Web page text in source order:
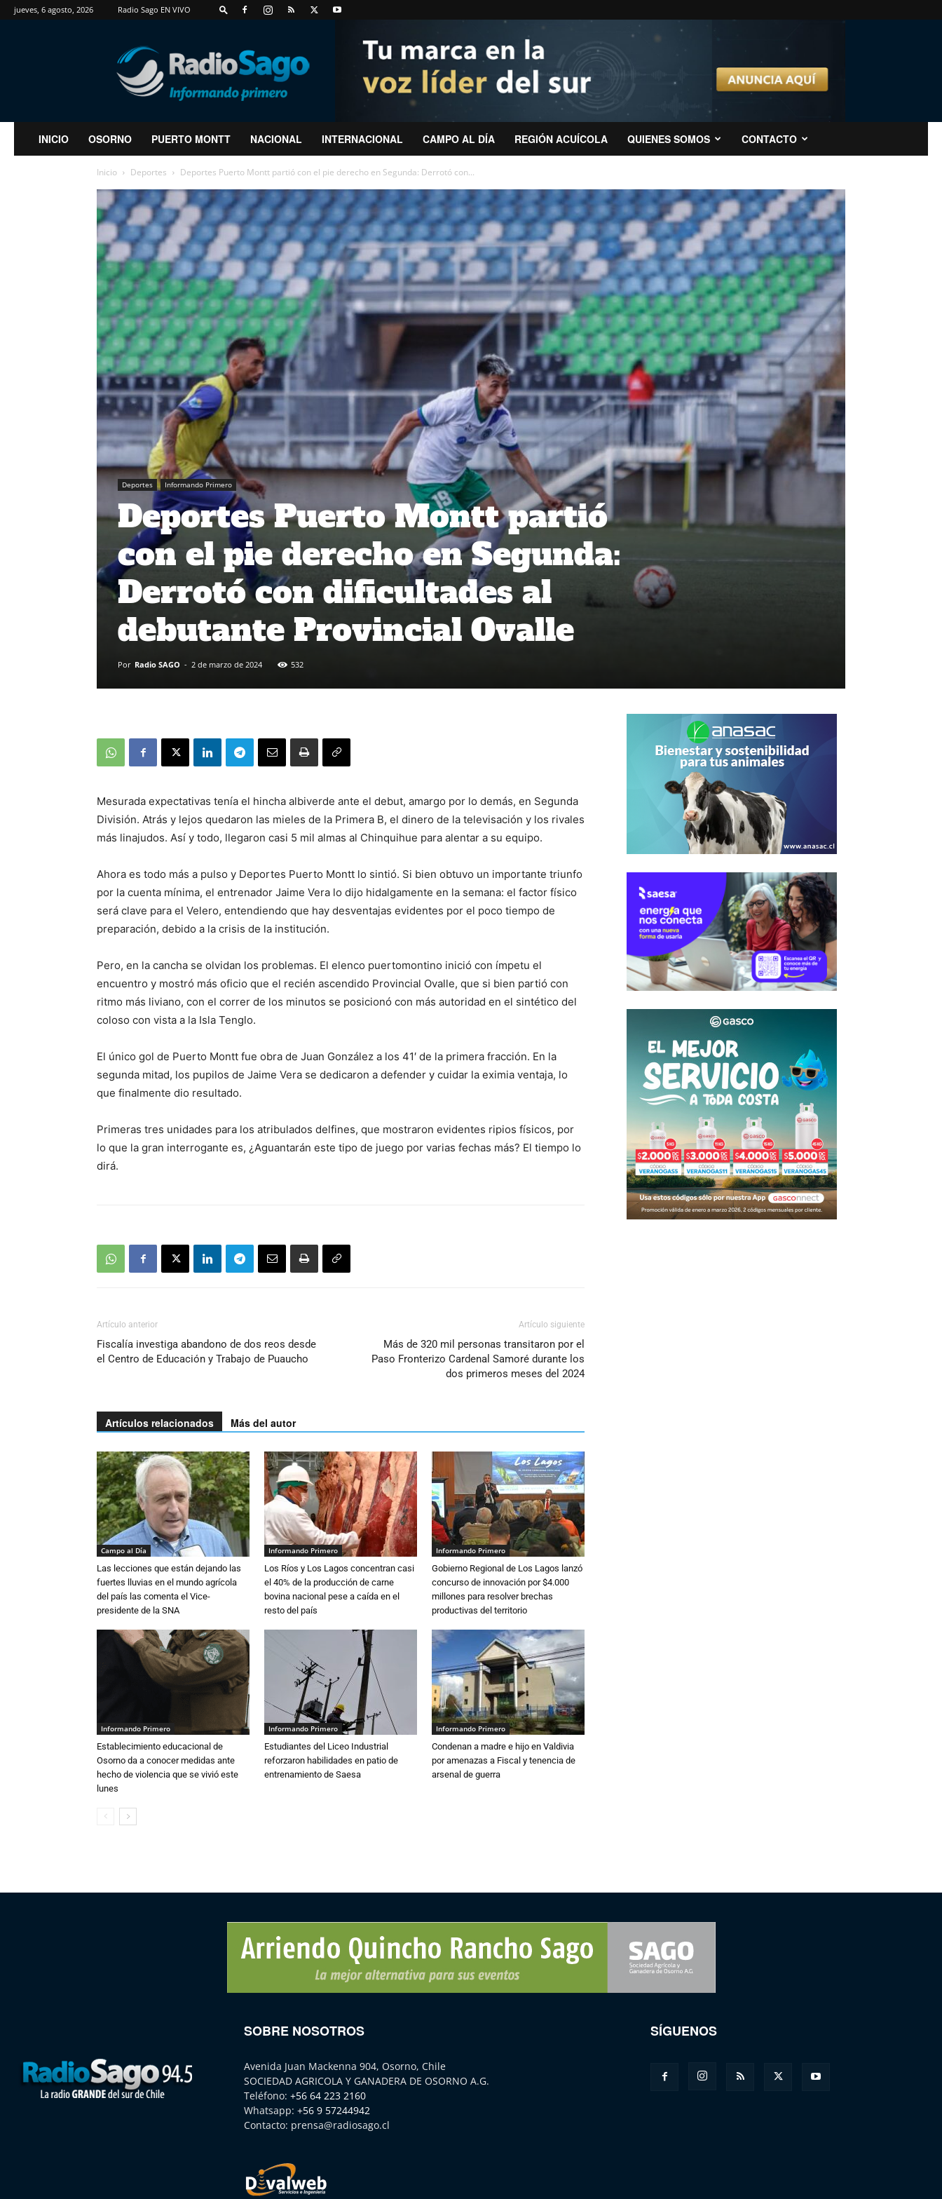
jueves, 6 agosto, 2026 Radio Sago EN VIVO
RadioSago
INICIO OSORNO PUERTO MONTT NACIONAL INTERNACIONAL CAMPO AL DÍA REGIÓN ACUÍCOLA QUIENES SOMOS CONTACTO
Inicio Deportes Deportes Puerto Montt partió con el pie derecho en Segunda: Derrotó con...
Deportes Informando Primero
Deportes Puerto Montt partió
con el pie derecho en Segunda:
Derrotó con dificultades al
debutante Provincial Ovalle
Por Radio SAGO - 2 de marzo de 2024 532
Mesurada expectativas tenía el hincha albiverde ante el debut, amargo por lo demás, en Segunda
División. Atrás y lejos quedaron las mieles de la Primera B, el dinero de la televisación y los rivales
más linajudos. Así y todo, llegaron casi 5 mil almas al Chinquihue para alentar a su equipo.
Ahora es todo más a pulso y Deportes Puerto Montt lo sintió. Si bien obtuvo un importante triunfo
por la cuenta mínima, el entrenador Jaime Vera lo dijo hidalgamente en la semana: el factor físico
será clave para el Velero, entendiendo que hay desventajas evidentes por el poco tiempo de
preparación, debido a la crisis de la institución.
Pero, en la cancha se olvidan los problemas. El elenco puertomontino inició con ímpetu el
encuentro y mostró más oficio que el recién ascendido Provincial Ovalle, que si bien partió con
ritmo más liviano, con el correr de los minutos se posicionó con más autoridad en el sintético del
coloso con vista a la Isla Tenglo.
El único gol de Puerto Montt fue obra de Juan González a los 41′ de la primera fracción. En la
segunda mitad, los pupilos de Jaime Vera se dedicaron a defender y cuidar la eximia ventaja, lo
que finalmente dio resultado.
Primeras tres unidades para los atribulados delfines, que mostraron evidentes ripios físicos, por
lo que la gran interrogante es, ¿Aguantarán este tipo de juego por varias fechas más? El tiempo lo
dirá.
Artículo anterior
Fiscalía investiga abandono de dos reos desde
el Centro de Educación y Trabajo de Puaucho
Artículo siguiente
Más de 320 mil personas transitaron por el
Paso Fronterizo Cardenal Samoré durante los
dos primeros meses del 2024
Artículos relacionados Más del autor
Campo al Día
Las lecciones que están dejando las
fuertes lluvias en el mundo agrícola
del país las comenta el Vice-
presidente de la SNA
Informando Primero
Los Ríos y Los Lagos concentran casi
el 40% de la producción de carne
bovina nacional pese a caída en el
resto del país
Informando Primero
Gobierno Regional de Los Lagos lanzó
concurso de innovación por $4.000
millones para resolver brechas
productivas del territorio
Informando Primero
Establecimiento educacional de
Osorno da a conocer medidas ante
hecho de violencia que se vivió este
lunes
Informando Primero
Estudiantes del Liceo Industrial
reforzaron habilidades en patio de
entrenamiento de Saesa
Informando Primero
Condenan a madre e hijo en Valdivia
por amenazas a Fiscal y tenencia de
arsenal de guerra
SOBRE NOSOTROS
Avenida Juan Mackenna 904, Osorno, Chile
SOCIEDAD AGRICOLA Y GANADERA DE OSORNO A.G.
Teléfono: +56 64 223 2160
Whatsapp: +56 9 57244942
Contacto: prensa@radiosago.cl
SÍGUENOS